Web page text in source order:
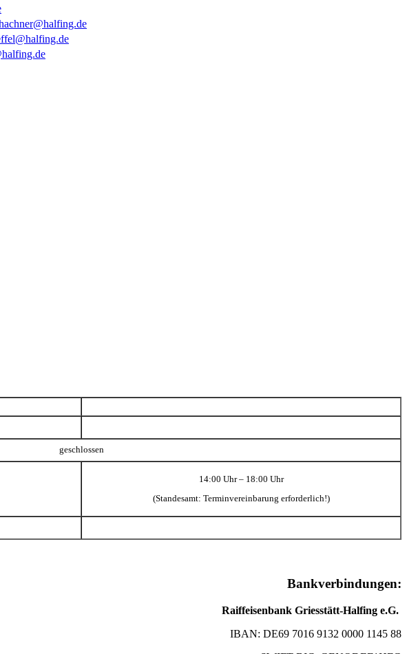
geschlossen
14:00 Uhr – 18:00 Uhr
(Standesamt: Terminvereinbarung erforderlich!)
Bankverbindungen:
Raiffeisenbank Griesstätt-Halfing e.G.
IBAN: DE69 7016 9132 0000 1145 88